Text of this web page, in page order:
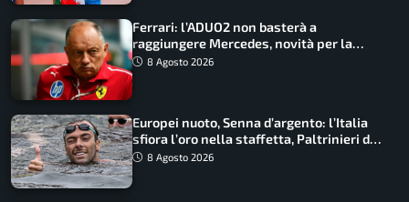
Ferrari: l’ADUO2 non basterà a
raggiungere Mercedes, novità per la
Macarena
8 Agosto 2026
Europei nuoto, Senna d’argento: l’Italia
sfiora l’oro nella staffetta, Paltrinieri da
urlo, il bilancio azzurro
8 Agosto 2026